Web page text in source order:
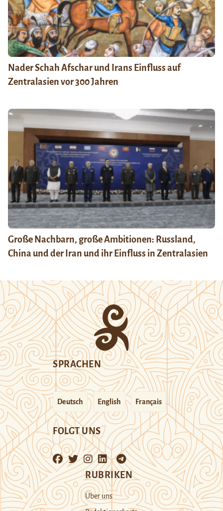
Nader Schah Afschar und Irans Einfluss auf
Zentralasien vor 300 Jahren
Große Nachbarn, große Ambitionen: Russland,
China und der Iran und ihr Einfluss in Zentralasien
SPRACHEN
Deutsch English Français
FOLGT UNS
RUBRIKEN
Über uns